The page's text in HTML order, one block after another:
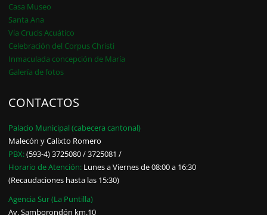
Casa Museo
Santa Ana
Vía Crucis Acuático
Celebración del Corpus Christi
Inmaculada concepción de María
Galería de fotos
CONTACTOS
Palacio Municipal (cabecera cantonal)
Malecón y Calixto Romero
PBX:(593-4) 3725080 / 3725081 /
Horario de Atención: Lunes a Viernes de 08:00 a 16:30
(Recaudaciones hasta las 15:30)
Agencia Sur (La Puntilla)
Av. Samborondón km.10